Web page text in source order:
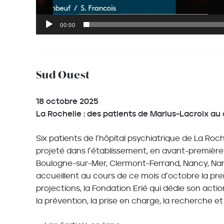
00:00
Sud Ouest
18 octobre 2025
La Rochelle : des patients de Marius-Lacroix
Six patients de l’hôpital psychiatrique de La
projeté dans l’établissement, en avant-
Boulogne-sur-Mer, Clermont-Ferrand, Nancy,
accueillent au cours de ce mois d’octobre la
projections, la Fondation Erié qui dédie son
la prévention, la prise en charge, la recherche